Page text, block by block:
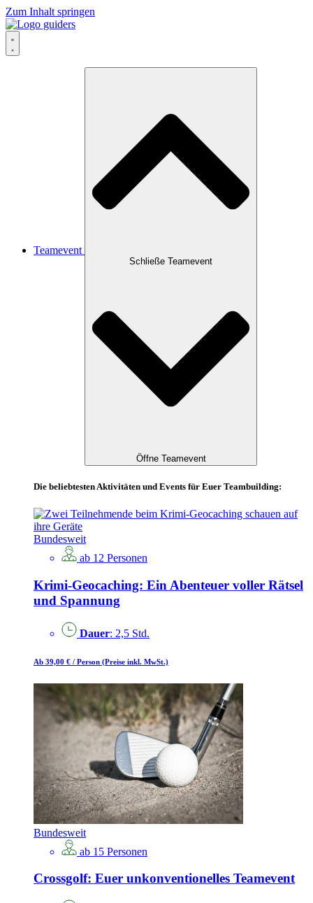
Zum Inhalt springen
Teamevent
Schließe Teamevent
Öffne Teamevent
Die beliebtesten Aktivitäten und Events für Euer Teambuilding:
Bundesweit
ab 12 Personen
Krimi-Geocaching: Ein Abenteuer voller Rätsel
und Spannung
Dauer: 2,5 Std.
Ab 39,00 € / Person (Preise inkl. MwSt.)
Bundesweit
ab 15 Personen
Crossgolf: Euer unkonventionelles Teamevent